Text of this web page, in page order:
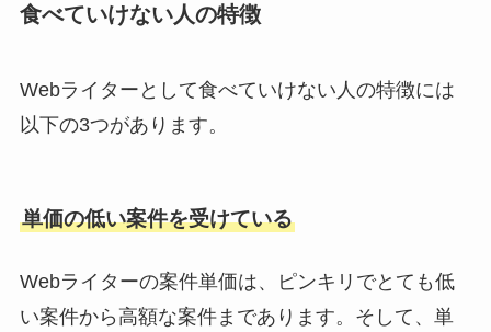
食べていけない人の特徴
Webライターとして食べていけない人の特徴には
以下の3つがあります。
単価の低い案件を受けている
Webライターの案件単価は、ピンキリでとても低
い案件から高額な案件まであります。そして、単